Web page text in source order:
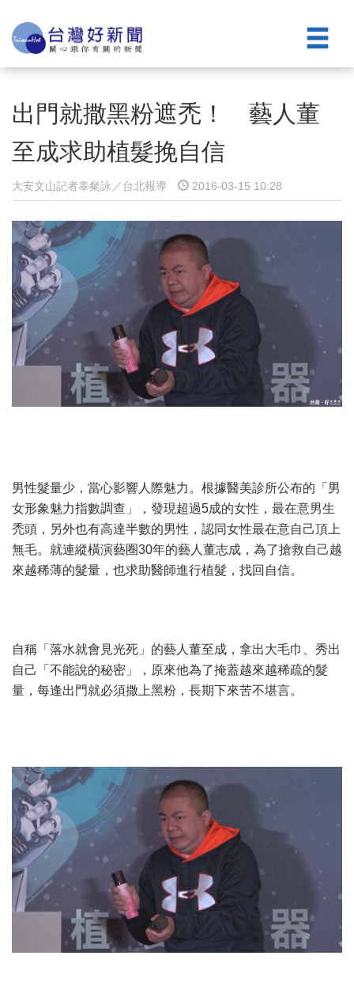
出門就撒黑粉遮禿！ 藝人董
至成求助植髮挽自信
大安文山記者辜粲詠／台北報導 2016-03-15 10:28
男性髮量少，當心影響人際魅力。根據醫美診所公布的「男
女形象魅力指數調查」，發現超過5成的女性，最在意男生
禿頭，另外也有高達半數的男性，認同女性最在意自己頂上
無毛。就連縱橫演藝圈30年的藝人董志成，為了搶救自己越
來越稀薄的髮量，也求助醫師進行植髮，找回自信。
自稱「落水就會見光死」的藝人董至成，拿出大毛巾、秀出
自己「不能說的秘密」，原來他為了掩蓋越來越稀疏的髮
量，每逢出門就必須撒上黑粉，長期下來苦不堪言。